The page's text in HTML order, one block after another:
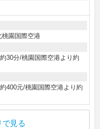
桃園国際空港
30分/桃園国際空港より約
400元/桃園国際空港より約
で見る